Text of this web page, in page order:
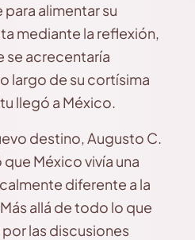
alimentar su
mediante la reflexión,
se acrecentaría
largo de su cortísima
llegó a México.
destino, Augusto C.
México vivía una
diferente a la
allá de todo lo que
las discusiones